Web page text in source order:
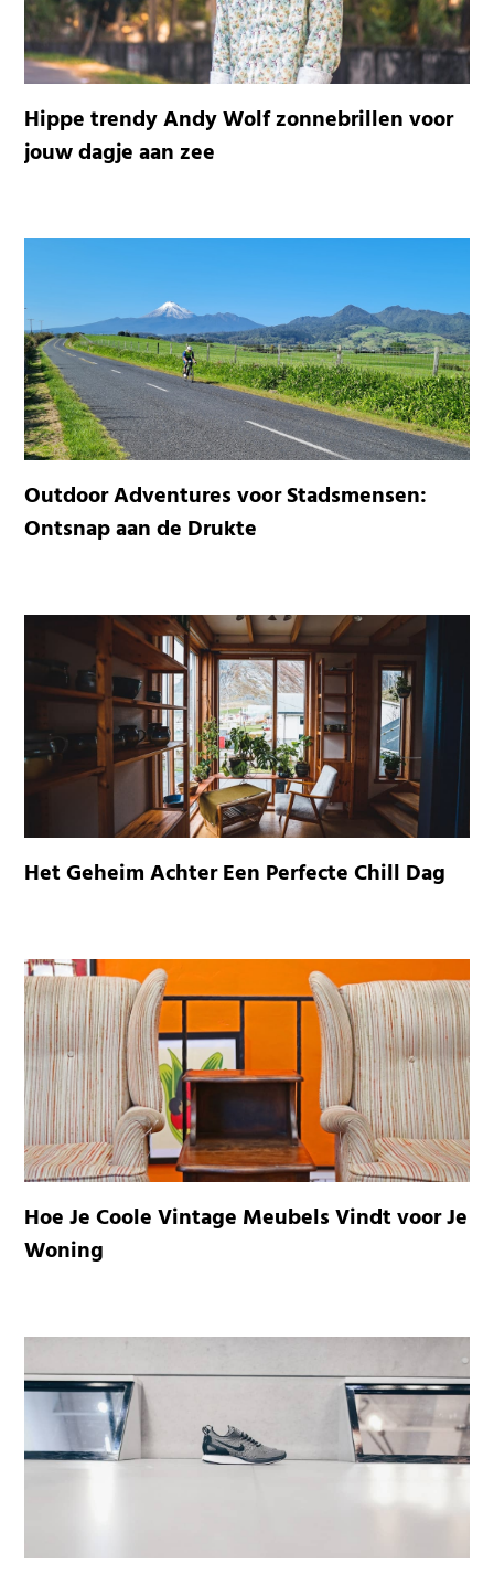
Hippe trendy Andy Wolf zonnebrillen voor
jouw dagje aan zee
Outdoor Adventures voor Stadsmensen:
Ontsnap aan de Drukte
Het Geheim Achter Een Perfecte Chill Dag
Hoe Je Coole Vintage Meubels Vindt voor Je
Woning